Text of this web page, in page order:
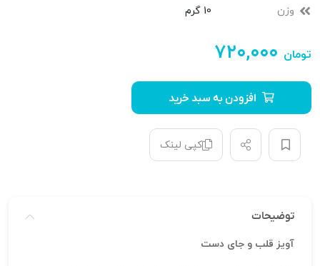
وزن 10 گرم
۷۲۰,۰۰۰ تومان
افزودن به سبد خرید
کپی لینک
توضیحات
آویز قلب و جای دست